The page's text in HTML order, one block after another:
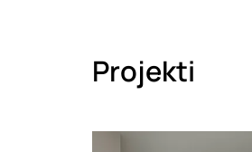
Projekti